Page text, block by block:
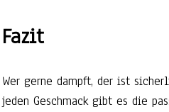
Fazit
Wer gerne dampft, der ist
jeden Geschmack gibt es die